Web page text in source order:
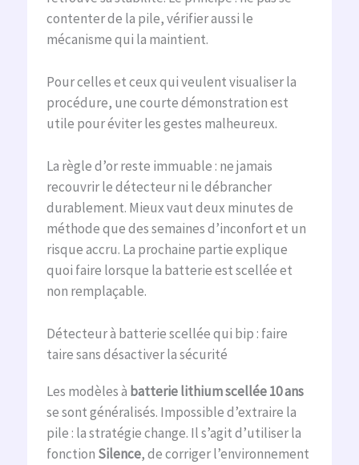
contenter de la pile, vérifier aussi le
mécanisme qui la maintient.
Pour celles et ceux qui veulent visualiser la
procédure, une courte démonstration est
utile pour éviter les gestes malheureux.
La règle d’or reste immuable : ne jamais
recouvrir le détecteur ni le débrancher
durablement. Mieux vaut deux minutes de
méthode que des semaines d’inconfort et un
risque accru. La prochaine partie explique
quoi faire lorsque la batterie est scellée et
non remplaçable.
Détecteur à batterie scellée qui bip : faire
taire sans désactiver la sécurité
Les modèles à batterie lithium scellée 10 ans
se sont généralisés. Impossible d’extraire la
pile : la stratégie change. Il s’agit d’utiliser la
fonction Silence, de corriger l’environnement